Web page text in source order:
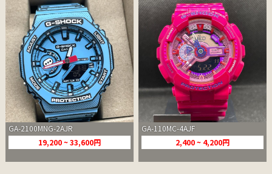
GA-2100MNG-2AJR
19,200 ~ 33,600円
GA-110MC-4AJF
2,400 ~ 4,200円